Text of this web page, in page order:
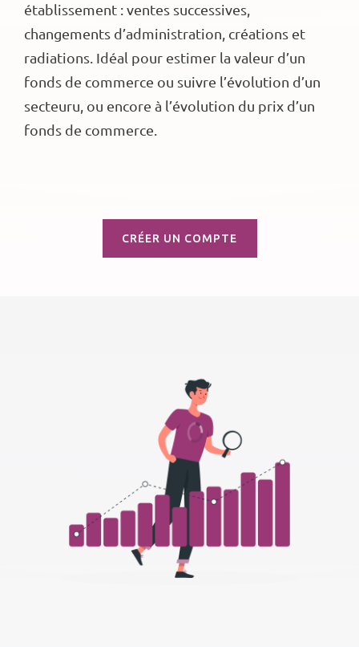
établissement : ventes successives,
changements d’administration, créations et
radiations. Idéal pour estimer la valeur d’un
fonds de commerce ou suivre l’évolution d’un
secteuru, ou encore à l’évolution du prix d’un
fonds de commerce.
CRÉER UN COMPTE